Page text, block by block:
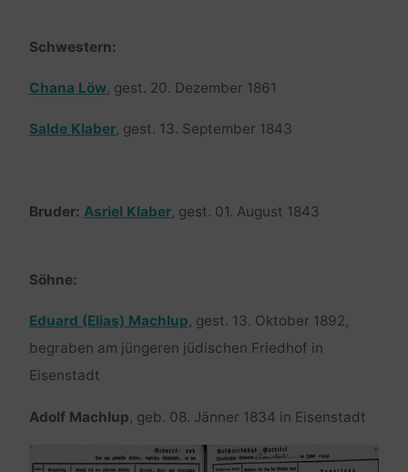
Schwestern:
Chana Löw, gest. 20. Dezember 1861
Salde Klaber, gest. 13. September 1843
Bruder: Asriel Klaber, gest. 01. August 1843
Söhne:
Eduard (Elias) Machlup, gest. 13. Oktober 1892,
begraben am jüngeren jüdischen Friedhof in
Eisenstadt
Adolf Machlup, geb. 08. Jänner 1834 in Eisenstadt